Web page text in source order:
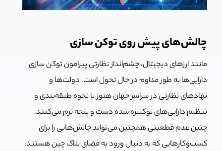
چالش‌های پیش روی توکن سازی
مانند ارزهای دیجیتال، چشم‌انداز نظارتی پیرامون توکن سازی
دارایی‌ها به طور مداوم در حال تحول است. دولت‌ها و
نهادهای نظارتی در سراسر جهان هنوز با نحوه طبقه‌بندی و
تنظیم دارایی‌های توکنیزه شده دست و پنجه نرم می‌کنند.
چنین عدم قطعیتی همچنین می‌تواند چالش‌هایی را برای
کسب‌وکارهایی که به دنبال ورود به فضای بلاک چین هستند،